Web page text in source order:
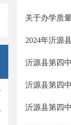
关于办学质
2024年沂源
沂源县第四
沂源县第四
沂源县第四